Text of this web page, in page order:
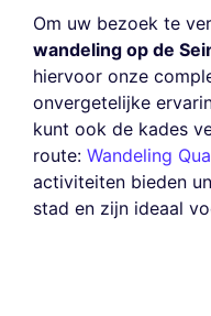
Om uw bezoek te
wandeling op de
hiervoor onze
onvergetelijke
kunt ook de kades
route: Wandeling
activiteiten bieden
stad en zijn ideaal